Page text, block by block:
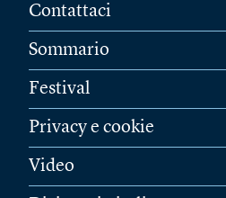
Contattaci
Sommario
Festival
Privacy e cookie
Video